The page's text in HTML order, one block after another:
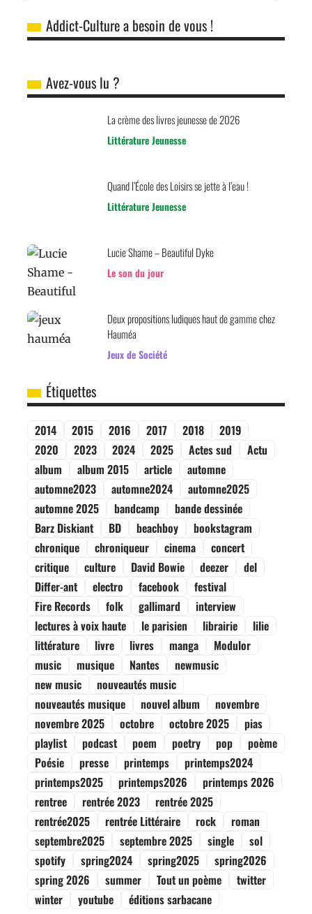
Addict-Culture a besoin de vous !
Avez-vous lu ?
La crème des livres jeunesse de 2026
Littérature Jeunesse
Quand l’École des Loisirs se jette à l’eau !
Littérature Jeunesse
Lucie Shame – Beautiful Dyke
Le son du jour
Deux propositions ludiques haut de gamme chez
Hauméa
Jeux de Société
Étiquettes
2014 2015 2016 2017 2018
2019
2020
2023 2024 2025 Actes sud
Actu
album
album 2015 article
automne
automne2023
automne2024
automne2025
automne 2025
bandcamp
bande dessinée
Barz Diskiant
BD beachboy
bookstagram
chronique
chroniqueur cinema
concert
critique
culture David Bowie deezer
del
Differ-ant
electro facebook
festival
Fire Records
folk gallimard
interview
lectures à voix haute
le parisien librairie
lilie
littérature
livre livres manga
Modulor
music
musique Nantes
newmusic
new music
nouveautés music
nouveautés musique
nouvel album
novembre
novembre 2025
octobre octobre 2025
pias
playlist
podcast poem poetry pop
poème
Poésie
presse printemps
printemps2024
printemps2025
printemps2026
printemps 2026
rentree
rentrée 2023
rentrée 2025
rentrée2025
rentrée Littéraire rock
roman
septembre2025
septembre 2025 single
sol
spotify
spring2024 spring2025
spring2026
spring 2026
summer Tout un poème
twitter
winter
youtube éditions sarbacane